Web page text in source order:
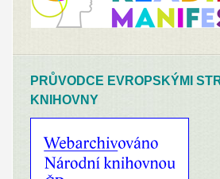
PRŮVODCE EVROPSKÝMI
KNIHOVNY